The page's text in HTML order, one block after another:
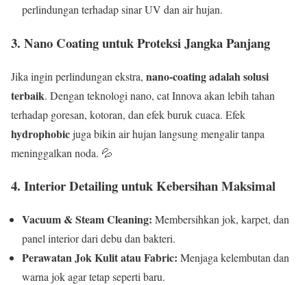
perlindungan terhadap sinar UV dan air hujan.
3. Nano Coating untuk Proteksi Jangka Panjang
Jika ingin perlindungan ekstra, nano-coating adalah solusi
terbaik. Dengan teknologi nano, cat Innova akan lebih tahan
terhadap goresan, kotoran, dan efek buruk cuaca. Efek
hydrophobicjuga bikin air hujan langsung mengalir tanpa
meninggalkan noda. 💦
4. Interior Detailing untuk Kebersihan Maksimal
Vacuum & Steam Cleaning: Membersihkan jok, karpet, dan
panel interior dari debu dan bakteri.
Perawatan Jok Kulit atau Fabric: Menjaga kelembutan dan
warna jok agar tetap seperti baru.